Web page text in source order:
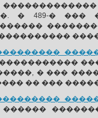
� 489-�
� ���
�� ���
�������